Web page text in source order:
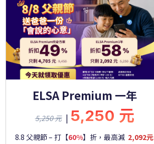
ELSA Premium 一年
5,250 元 | 5,250 元
8.8 父親節 – 打【60%】折，最高減 2,092元